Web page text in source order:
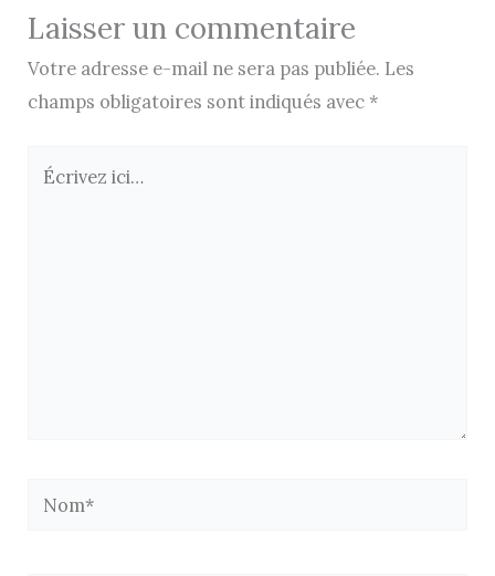
Laisser un commentaire
Votre adresse e-mail ne sera pas publiée. Les
champs obligatoires sont indiqués avec *
Écrivez
Nom*